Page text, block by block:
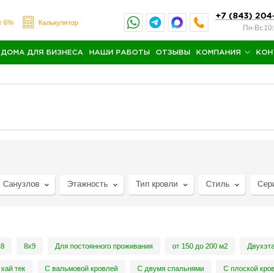
6% Калькулятор
+7 (843)
Пн-Вс
ДОМА ДЛЯ БИЗНЕСА НАШИ РАБОТЫ ОТЗЫВЫ КОМПАНИЯ
Санузлов Этажность Тип кровли Стиль
8х9 Для постоянного проживания от 150 до 200 м2
тек С вальмовой кровлей С двумя спальнями С плоской